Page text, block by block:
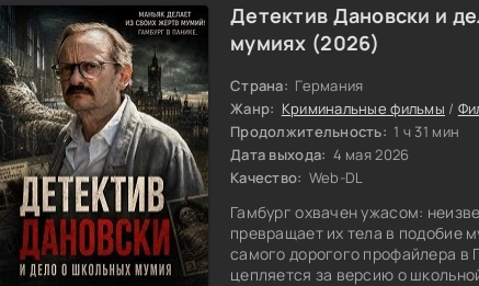
Детектив Дановски и
мумиях (2026)
Страна: Германия
Жанр: Криминальные фильмы /
Продолжительность: 1 ч 31 мин
Дата выхода: 4 мая 2026
Качество: Web-DL
Гамбург охвачен ужасом:
превращает их тела в подобие
самого дорогого профайлера в
цепляется за версию о